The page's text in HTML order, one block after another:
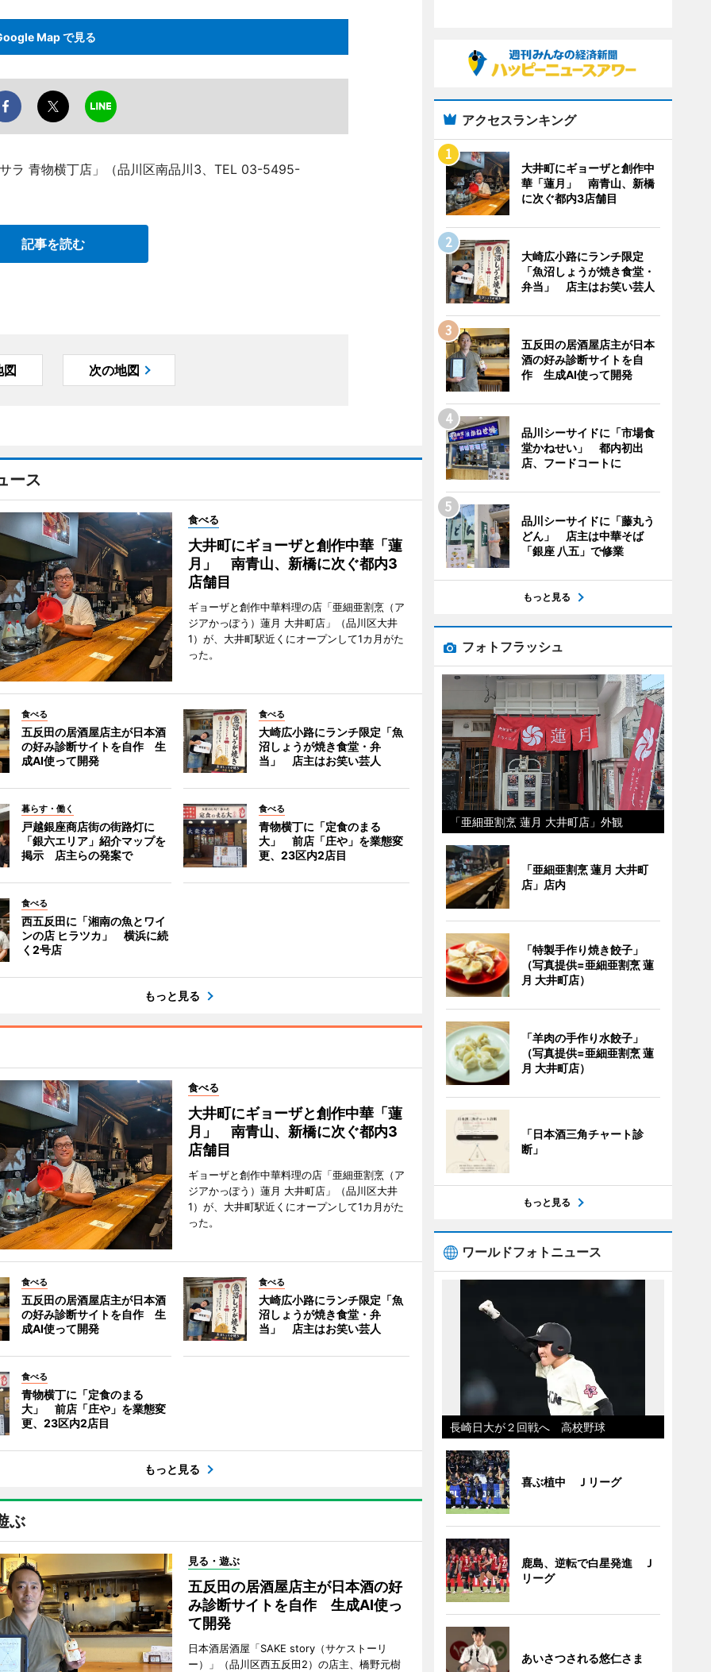
Map で見る
ラ 青物横丁店」（品川区南品川3、TEL 03-5495-
記事を読む
図 次の地図
ース
食べる
大井町にギョーザと創作中華「蓮
月」 南青山、新橋に次ぐ都内3
店舗目
ギョーザと創作中華料理の店「亜細亜割烹（ア
ジアかっぽう）蓮月 大井町店」（品川区大井
1）が、大井町駅近くにオープンして1カ月がた
った。
食べる
五反田の居酒屋店主が日本酒
の好み診断サイトを自作 生
成AI使って開発
食べる
大崎広小路にランチ限定「魚
沼しょうが焼き食堂・弁
当」 店主はお笑い芸人
暮らす・働く
戸越銀座商店街の街路灯に
「銀六エリア」紹介マップを
掲示 店主らの発案で
食べる
青物横丁に「定食のまる
大」 前店「庄や」を業態変
更、23区内2店目
食べる
西五反田に「湘南の魚とワイ
ンの店 ヒラツカ」 横浜に続
く2号店
もっと見る
食べる
大井町にギョーザと創作中華「蓮
月」 南青山、新橋に次ぐ都内3
店舗目
ギョーザと創作中華料理の店「亜細亜割烹（ア
ジアかっぽう）蓮月 大井町店」（品川区大井
1）が、大井町駅近くにオープンして1カ月がた
った。
食べる
五反田の居酒屋店主が日本酒
の好み診断サイトを自作 生
成AI使って開発
食べる
大崎広小路にランチ限定「魚
沼しょうが焼き食堂・弁
当」 店主はお笑い芸人
食べる
青物横丁に「定食のまる
大」 前店「庄や」を業態変
更、23区内2店目
もっと見る
ぶ
見る・遊ぶ
五反田の居酒屋店主が日本酒の好
み診断サイトを自作 生成AI使っ
て開発
日本酒居酒屋「SAKE story（サケストーリ
ー）」（品川区西五反田2）の店主、橋野元樹
アクセスランキング
大井町にギョーザと創作中
華「蓮月」 南青山、新橋
に次ぐ都内3店舗目
大崎広小路にランチ限定
「魚沼しょうが焼き食堂・
弁当」 店主はお笑い芸人
五反田の居酒屋店主が日本
酒の好み診断サイトを自
作 生成AI使って開発
品川シーサイドに「市場食
堂かねせい」 都内初出
店、フードコートに
品川シーサイドに「藤丸う
どん」 店主は中華そば
「銀座 八五」で修業
もっと見る
フォトフラッシュ
「亜細亜割烹 蓮月 大井町店」外観
「亜細亜割烹 蓮月 大井町
店」店内
「特製手作り焼き餃子」
（写真提供=亜細亜割烹 蓮
月 大井町店）
「羊肉の手作り水餃子」
（写真提供=亜細亜割烹 蓮
月 大井町店）
「日本酒三角チャート診
断」
もっと見る
ワールドフォトニュース
長崎日大が２回戦へ 高校野球
喜ぶ植中 Ｊリーグ
鹿島、逆転で白星発進 Ｊ
リーグ
あいさつされる悠仁さま